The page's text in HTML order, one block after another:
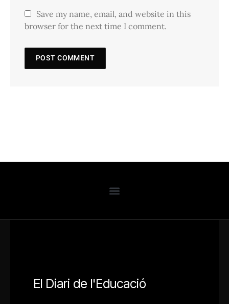
Save my name, email, and website in this
browser for the next time I comment.